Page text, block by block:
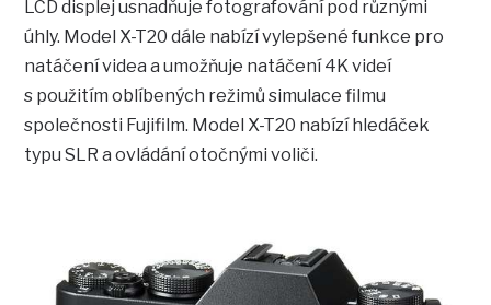
LCD displej usnadňuje fotografování pod různými
úhly. Model X-T20 dále nabízí vylepšené funkce pro
natáčení videa a umožňuje natáčení 4K videí
s použitím oblíbených režimů simulace filmu
společnosti Fujifilm. Model X-T20 nabízí hledáček
typu SLR a ovládání otočnými voliči.